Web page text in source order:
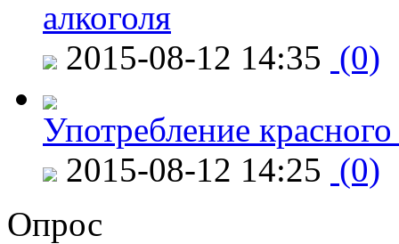
алкоголя
2015-08-12 14:35 (0)
Употребление
2015-08-12 14:25 (0)
Опрос